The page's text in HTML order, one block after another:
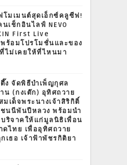
โมเมนต์สุดเอ็กซ์คลูซีฟ!
เช็กอินไลฟ์ NEVO
First Live
ร้อมโปรโมชั่นและของ
ไม่เคยให้ที่ไหนมา
ง จัดพิธีบำเพ็ญกุศล
(กงเต๊ก) อุทิศถวาย
เด็จพระนางเจ้าสิริกิติ์
นนีพันปีหลวง พร้อมนำ
ริจาคให้แก่มูลนิธิเพื่อน
ไทย เพื่ออุทิศถวาย
เธอ เจ้าฟ้าพัชรกิติยา